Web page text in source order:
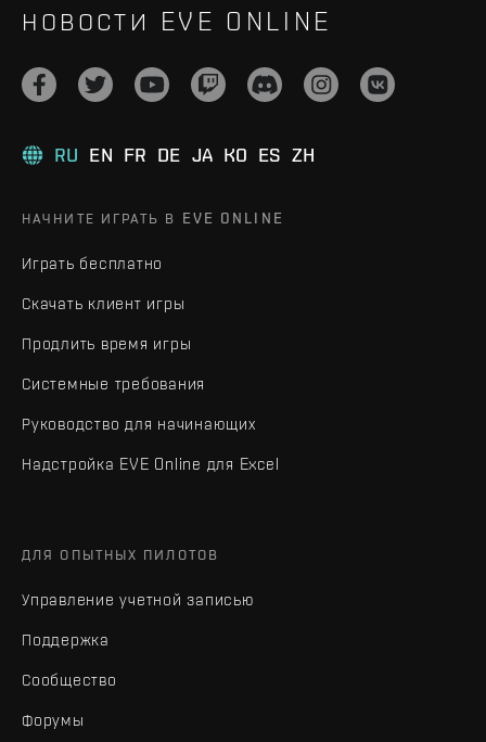
НОВОСТИ EVE ONLINE
RU EN FR DE JA KO ES ZH
НАЧНИТЕ ИГРАТЬ В EVE ONLINE
Играть бесплатно
Скачать клиент игры
Продлить время игры
Системные требования
Руководство для начинающих
Надстройка EVE Online для Excel
ДЛЯ ОПЫТНЫХ ПИЛОТОВ
Управление учетной записью
Поддержка
Сообщество
Форумы